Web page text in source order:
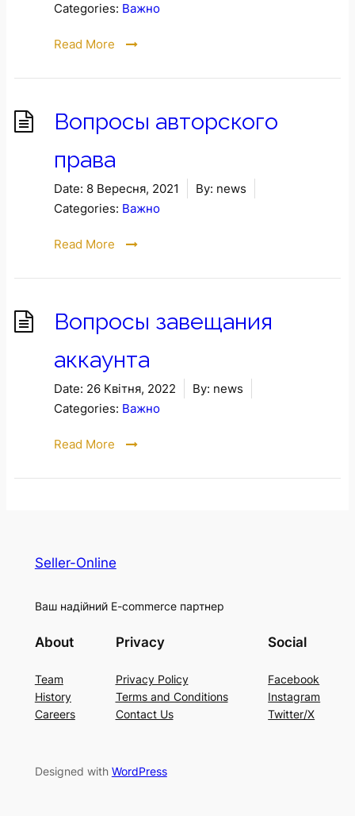
Categories: Важно
Read More
Вопросы авторского
права
Date: 8 Вересня, 2021 By: news
Categories: Важно
Read More
Вопросы завещания
аккаунта
Date: 26 Квітня, 2022 By: news
Categories: Важно
Read More
Seller-Online
Ваш надійний E-commerce партнер
About
Team
History
Careers
Privacy
Privacy Policy
Terms and Conditions
Contact Us
Social
Facebook
Instagram
Twitter/X
Designed with WordPress